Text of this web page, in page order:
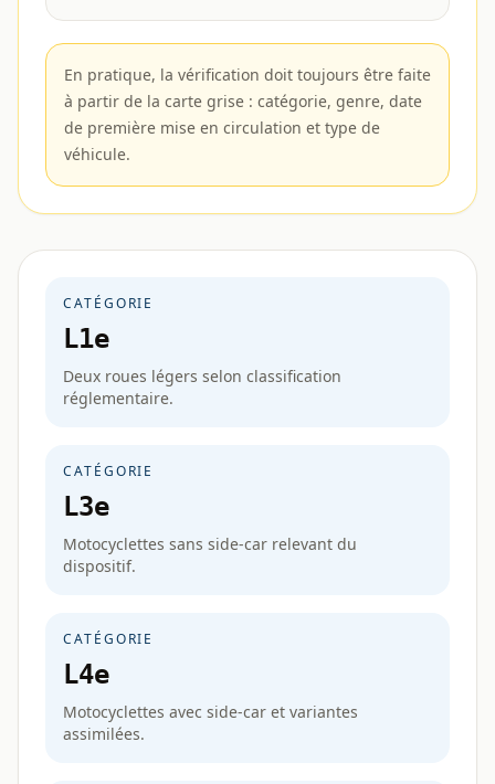
En pratique, la vérification doit toujours être faite
à partir de la carte grise : catégorie, genre, date
de première mise en circulation et type de
véhicule.
CATÉGORIE
L1e
Deux roues légers selon classification
réglementaire.
CATÉGORIE
L3e
Motocyclettes sans side-car relevant du
dispositif.
CATÉGORIE
L4e
Motocyclettes avec side-car et variantes
assimilées.